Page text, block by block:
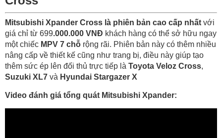
Mitsubishi Xpander Cross là phiên bản cao cấp nhất với
giá chỉ từ 699.000.000 VNĐ khách hàng có thể sở hữu ngay
một chiếc MPV 7 chỗ rộng rãi. Phiên bản này có thêm nhiều
nâng cấp về thiết kế cũng như trang bị, điều này giúp tạo
thêm sức ép lên đối thủ trực tiếp là Toyota Veloz Cross,
Suzuki XL7 và Hyundai Stargazer X
Video đánh giá tổng quát Mitsubishi Xpander: